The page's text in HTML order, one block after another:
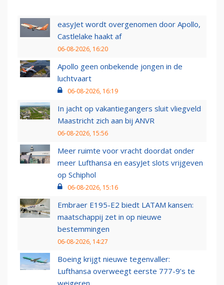
easyJet wordt overgenomen door Apollo,
Castlelake haakt af
06-08-2026, 16:20
Apollo geen onbekende jongen in de
luchtvaart
06-08-2026, 16:19
In jacht op vakantiegangers sluit vliegveld
Maastricht zich aan bij ANVR
06-08-2026, 15:56
Meer ruimte voor vracht doordat onder
meer Lufthansa en easyJet slots vrijgeven
op Schiphol
06-08-2026, 15:16
Embraer E195-E2 biedt LATAM kansen:
maatschappij zet in op nieuwe
bestemmingen
06-08-2026, 14:27
Boeing krijgt nieuwe tegenvaller:
Lufthansa overweegt eerste 777-9’s te